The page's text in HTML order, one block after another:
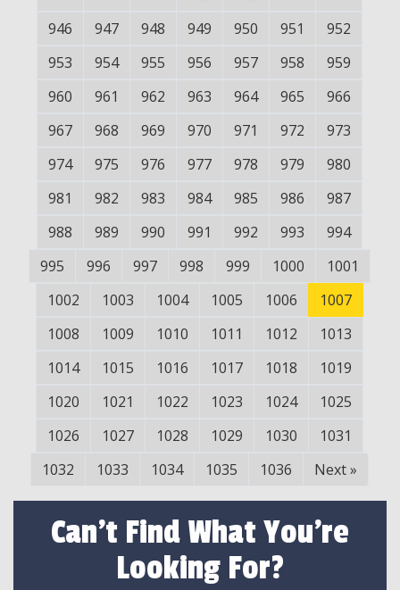
946
947 948 949 950 951
952
953
954 955 956 957 958
959
960
961 962 963 964 965
966
967
968 969 970 971 972
973
974
975 976 977 978 979
980
981
982 983 984 985 986
987
988
989 990 991 992 993
994
995
996 997 998 999 1000
1001
1002
1003 1004 1005 1006
1007
1008
1009 1010 1011 1012
1013
1014
1015 1016 1017 1018
1019
1020
1021 1022 1023 1024
1025
1026
1027 1028 1029 1030
1031
1032
1033 1034 1035 1036 Next»
Can't Find What You're
Looking For?